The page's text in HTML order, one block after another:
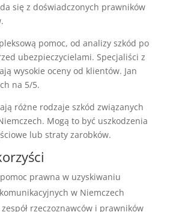
się z doświadczonych prawników
pomoc, od analizy szkód po
ubezpieczycielami. Specjaliści z
wysokie oceny od klientów. Jan
na 5/5.
różne rodzaje szkód związanych
Mogą to być uszkodzenia
lub straty zarobków.
prawna w uzyskiwaniu
w Niemczech
rzeczoznawców i prawników